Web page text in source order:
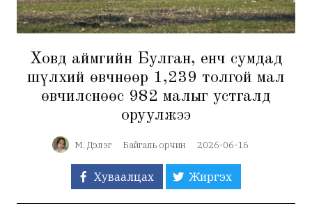
Ховд аймгийн Булган, Үенч сумдад
шүлхий өвчнөөр 1,239 толгой мал
өвчилснөөс 982 малыг устгалд
оруулжээ
М. Дэлэг Байгаль орчин 2026-06-16
Хуваалцах Жиргэх